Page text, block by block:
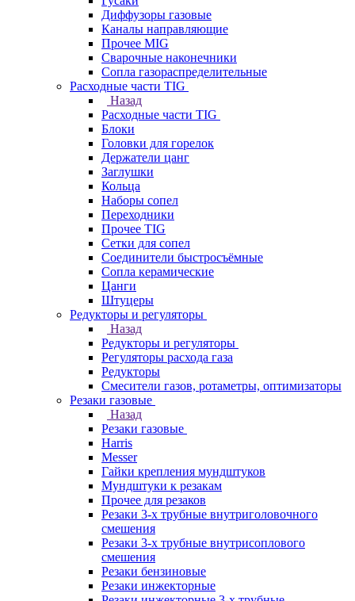
Диффузоры газовые
Каналы направляющие
Прочее MIG
Сварочные наконечники
Сопла газораспределительные
Расходные части TIG
Назад
Расходные части TIG
Блоки
Головки для горелок
Держатели цанг
Заглушки
Кольца
Наборы сопел
Переходники
Прочее TIG
Сетки для сопел
Соединители быстросъёмные
Сопла керамические
Цанги
Штуцеры
Редукторы и регуляторы
Назад
Редукторы и регуляторы
Регуляторы расхода газа
Редукторы
Смесители газов, ротаметры, оптимизаторы
Резаки газовые
Назад
Резаки газовые
Harris
Messer
Гайки крепления мундштуков
Мундштуки к резакам
Прочее для резаков
Резаки 3-х трубные внутриголовочного
смешения
Резаки 3-х трубные внутрисоплового
смешения
Резаки бензиновые
Резаки инжекторные